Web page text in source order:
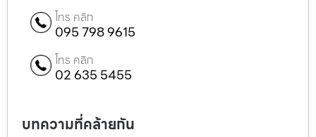
โทร คลิก
095 798 9615
โทร คลิก
02 635 5455
บทความที่คล้ายกัน